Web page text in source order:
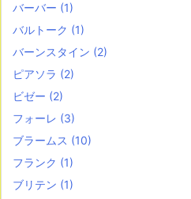
バーバー (1)
バルトーク (1)
バーンスタイン (2)
ピアソラ (2)
ビゼー (2)
フォーレ (3)
ブラームス (10)
フランク (1)
ブリテン (1)